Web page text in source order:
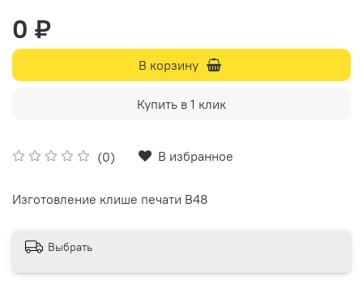
(0) В избранное
0 ₽
В корзину
Купить в 1 клик
Изготовление клише печати В48
Выбрать